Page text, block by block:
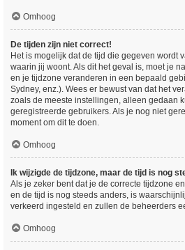
Omhoog
De tijden zijn niet correct!
Het is mogelijk dat de tijd die gegeven wordt
waarin jij woont. Als dit het geval is, moet je
en je tijdzone veranderen in een bepaald
Sydney, enz.). Wees er bewust van dat het
zoals de meeste instellingen, alleen gedaan
geregistreerde gebruikers. Als je nog niet
moment om dit te doen.
Omhoog
Ik wijzigde de tijdzone, maar de tijd is nog
Als je zeker bent dat je de correcte tijdzone
en de tijd is nog steeds anders, is
verkeerd ingesteld en zullen de beheerders
Omhoog